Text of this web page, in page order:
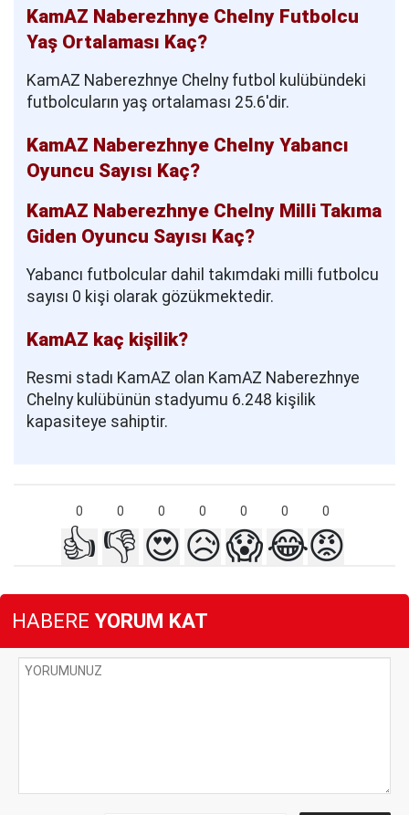
KamAZ Naberezhnye Chelny Futbolcu
Yaş Ortalaması Kaç?
KamAZ Naberezhnye Chelny futbol kulübündeki
futbolcuların yaş ortalaması 25.6'dir.
KamAZ Naberezhnye Chelny Yabancı
Oyuncu Sayısı Kaç?
KamAZ Naberezhnye Chelny Milli Takıma
Giden Oyuncu Sayısı Kaç?
Yabancı futbolcular dahil takımdaki milli futbolcu
sayısı 0 kişi olarak gözükmektedir.
KamAZ kaç kişilik?
Resmi stadı KamAZ olan KamAZ Naberezhnye
Chelny kulübünün stadyumu 6.248 kişilik
kapasiteye sahiptir.
0 0 0 0 0 0 0
👍 👎 😍😥😱😂😡
HABERE YORUM KAT